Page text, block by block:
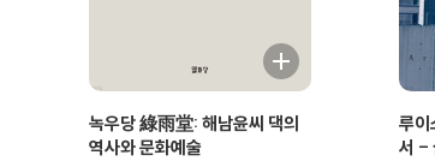
녹우당 綠雨堂: 해남윤씨 댁의
역사와 문화예술
루이
서 -